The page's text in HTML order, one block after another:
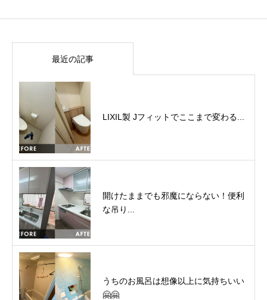
最近の記事
LIXIL製 Jフィットでここまで変わる...
開けたままでも邪魔にならない！便利
な吊り...
うちのお風呂は想像以上に気持ちいい
🤗🤗